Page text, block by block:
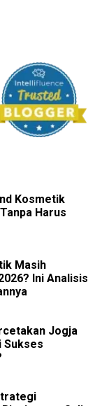
Kosmetik
Harus
Masih
Ini Analisis
Jogja
Sukses